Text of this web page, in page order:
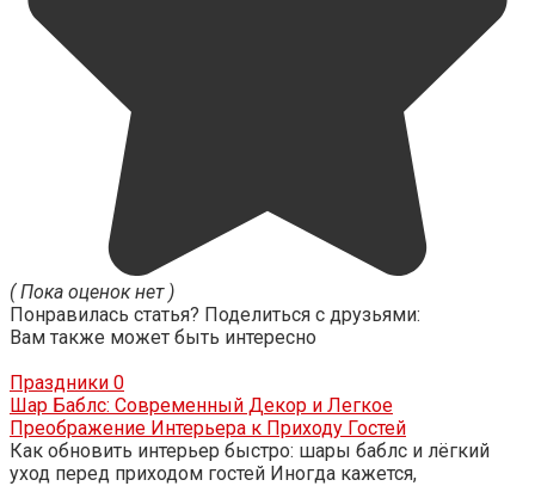
( Пока оценок нет )
Понравилась статья? Поделиться с друзьями:
Вам также может быть интересно
Праздники 0
Шар Баблс: Современный Декор и Легкое
Преображение Интерьера к Приходу Гостей
Как обновить интерьер быстро: шары баблс и лёгкий
уход перед приходом гостей Иногда кажется,